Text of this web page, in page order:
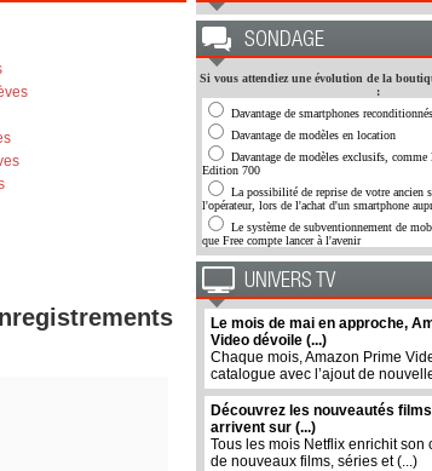
SONDAGE
Si vous attendiez une évolution de la
:
Davantage de smartphones reconditionnés
Davantage de modèles en location
Davantage de modèles exclusifs,
Edition 700
La possibilité de reprise de votre ancien
l'opérateur, lors de l'achat d'un smartphone
Le système de subventionnement de
que Free compte lancer à l'avenir
UNIVERS TV
Le mois de mai en approche,
Video dévoile (...)
Chaque mois, Amazon Prime
catalogue avec l’ajout de
Découvrez les nouveautés
arrivent sur (...)
Tous les mois Netflix enrichit son
de nouveaux films, séries et (...)